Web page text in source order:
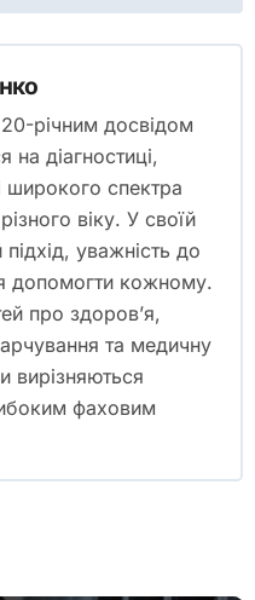
річним досвідом
на діагностиці,
широкого спектра
віку. У своїй
уважність до
допомогти кожному.
про здоров’я,
та медичну
вирізняються
фаховим